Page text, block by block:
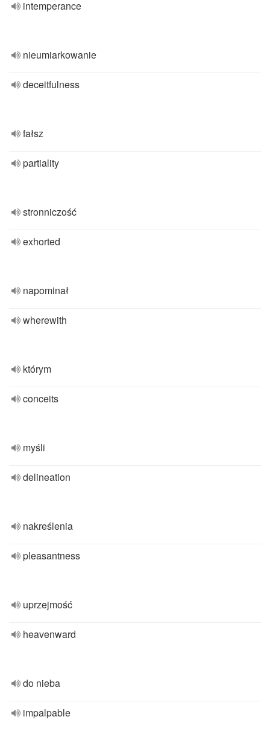
intemperance
nieumiarkowanie
deceitfulness
fałsz
partiality
stronniczość
exhorted
napominał
wherewith
którym
conceits
myśli
delineation
nakreślenia
pleasantness
uprzejmość
heavenward
do nieba
impalpable